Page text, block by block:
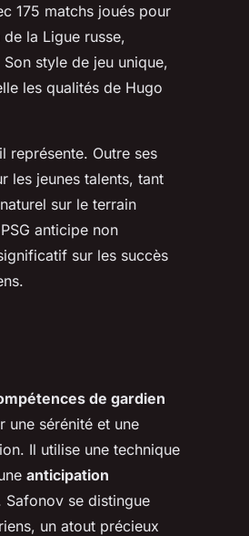
175 matchs joués pour
la Ligue russe,
style de jeu unique,
les qualités de Hugo
Outre ses
les jeunes talents, tant
sur le terrain
anticipe non
sur les succès
de gardien
une sérénité et une
Il utilise une technique
anticipation
Safonov se distingue
un atout précieux